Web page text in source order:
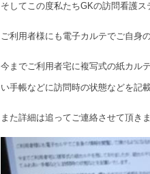
そしてこの度私たちGKの訪問看護
ご利用者様にも電子カルテでご自身
今までご利用者宅に複写式の紙カル
い手帳などに訪問時の状態などを記
また詳細は追ってご連絡させて頂き